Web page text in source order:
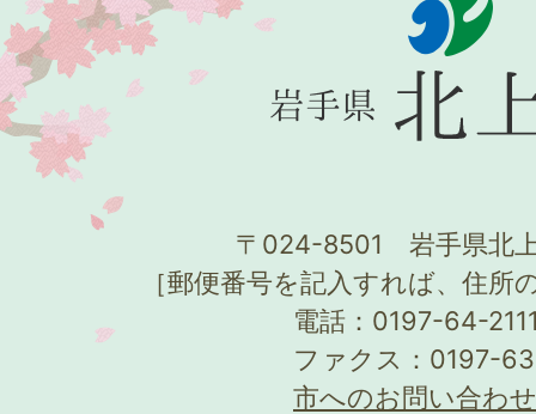
〒024-8501 岩手県北
［郵便番号を記入すれば、住所
電話：0197-64-
ファクス：0197-
市へのお問い合わ